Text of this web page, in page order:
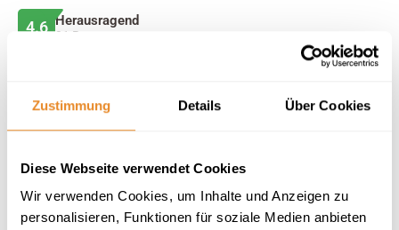
Zustimmung Details Über Cookies
Diese Webseite verwendet Cookies
Wir verwenden Cookies, um Inhalte und Anzeigen zu
personalisieren, Funktionen für soziale Medien anbieten
4.6 Herausragend
31 Bewertungen
Ausstattung